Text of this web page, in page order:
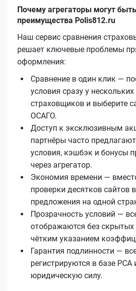
Почему агрегаторы могут
преимущества Polis812.ru
Наш сервис сравнения
решает ключевые проблемы
оформления:
Сравнение в один клик —
условия сразу у
страховщиков и выберите
ОСАГО.
Доступ к эксклюзивным
партнёры часто
условия, кэшбэк и бонусы
через агрегатор.
Экономия времени —
проверки десятков сайтов
предложения на одной
Прозрачность условий —
отображаются без скрытых
чётким указанием
Гарантия подлинности —
регистрируются в базе
юридическую силу.